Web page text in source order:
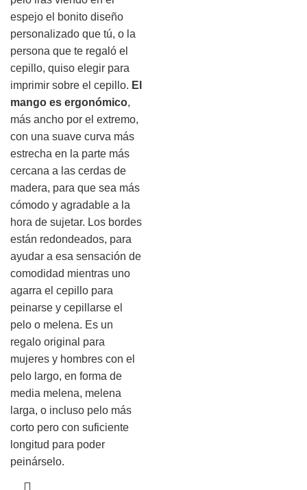
espejo el bonito diseño
personalizado que tú, o la
persona que te regaló el
cepillo, quiso elegir para
imprimir sobre el cepillo. El
mango es ergonómico,
más ancho por el extremo,
con una suave curva más
estrecha en la parte más
cercana a las cerdas de
madera, para que sea más
cómodo y agradable a la
hora de sujetar. Los bordes
están redondeados, para
ayudar a esa sensación de
comodidad mientras uno
agarra el cepillo para
peinarse y cepillarse el
pelo o melena. Es un
regalo original para
mujeres y hombres con el
pelo largo, en forma de
media melena, melena
larga, o incluso pelo más
corto pero con suficiente
longitud para poder
peinárselo.